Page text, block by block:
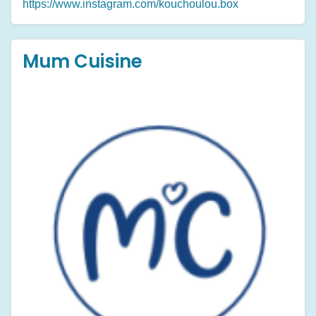
https://www.instagram.com/kouchoulou.box
Mum Cuisine